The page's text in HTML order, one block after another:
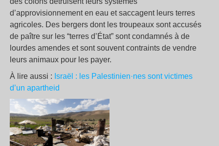
d’approvisionnement en eau et saccagent leurs terres
agricoles. Des bergers dont les troupeaux sont accusés
de paître sur les “terres d’État” sont condamnés à de
lourdes amendes et sont souvent contraints de vendre
leurs animaux pour les payer.
À lire aussi : Israël : les Palestinien·nes sont victimes
d’un apartheid